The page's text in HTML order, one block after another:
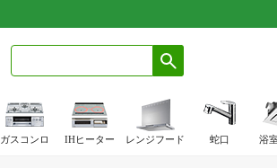
ガスコンロ IHヒーター レンジフード 蛇口 浴